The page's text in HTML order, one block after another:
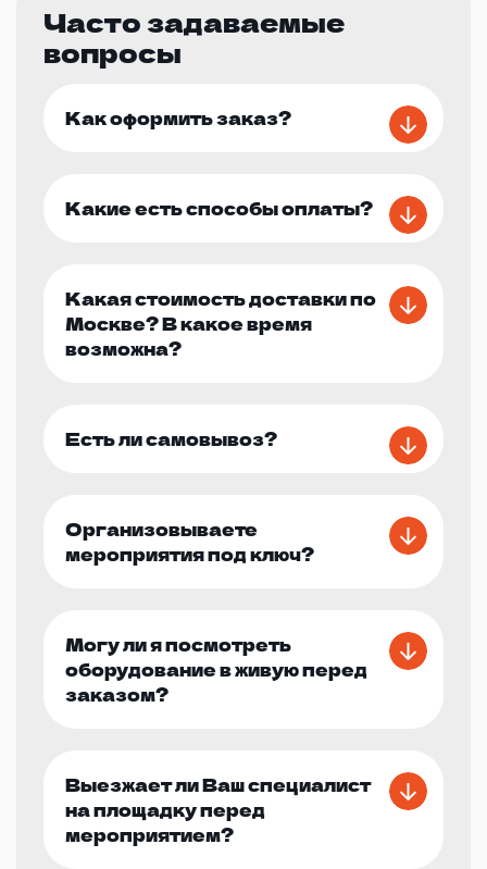
Часто задаваемые
вопросы
Как оформить заказ?
Какие есть способы оплаты?
Какая стоимость доставки по
Москве? В какое время
возможна?
Есть ли самовывоз?
Организовываете
мероприятия под ключ?
Могу ли я посмотреть
оборудование в живую перед
заказом?
Выезжает ли Ваш специалист
на площадку перед
мероприятием?